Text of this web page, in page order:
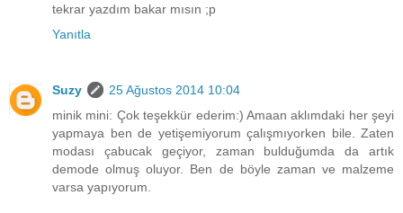
tekrar yazdım bakar mısın ;p
Yanıtla
Suzy
25 Ağustos 2014 10:04
minik mini: Çok teşekkür ederim:) Amaan aklımdaki her şeyi
yapmaya ben de yetişemiyorum çalışmıyorken bile. Zaten
modası çabucak geçiyor, zaman bulduğumda da artık
demode olmuş oluyor. Ben de böyle zaman ve malzeme
varsa yapıyorum.